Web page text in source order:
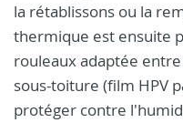
la rétablissons ou la
thermique est ensuite
rouleaux adaptée
sous-toiture (film HPV
protéger contre